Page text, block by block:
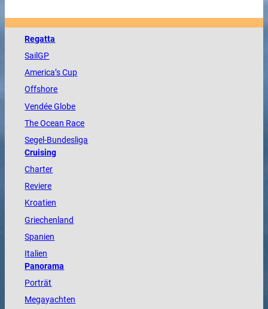
Regatta
SailGP
America’s Cup
Offshore
VendéeGlobe
TheOcean Race
Segel-Bundesliga
Cruising
Charter
Reviere
Kroatien
Griechenland
Spanien
Italien
Panorama
Porträt
Megayachten